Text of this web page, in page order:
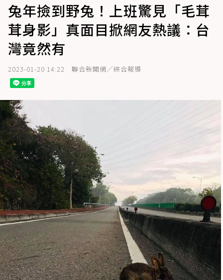
兔年撿到野兔！上班驚見「毛茸
茸身影」真面目掀網友熱議：台
灣竟然有
2023-01-20 14:22 聯合新聞網／綜合報導